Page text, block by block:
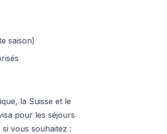
saison)
la Suisse et le
pour les séjours
vous souhaitez :